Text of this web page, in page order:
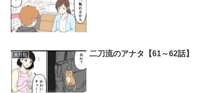
未分類 二刀流のアナタ【61～62話】